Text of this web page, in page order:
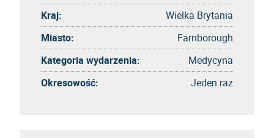
Kraj:
Wielka Brytania
Miasto:
Farnborough
Kategoria wydarzenia:
Medycyna
Okresowość:
Jeden raz